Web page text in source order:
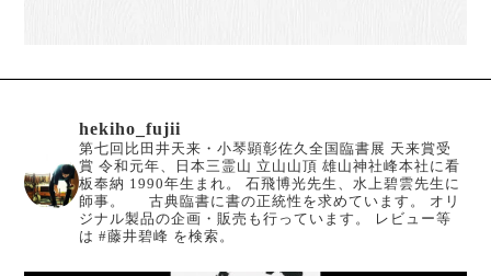
hekiho_fujii
第七回比田井天来・小琴顕彰佐久全国臨書展 天来賞受
賞 令和元年、日本三霊山 立山山頂 雄山神社峰本社に看
板奉納 1990年生まれ。
石飛博光先生、水上碧雲先生に
師事。
古典臨書に書の正統性を求めています。
オリ
ジナル製品の企画・販売も行っています。
レビュー等
は #藤井碧峰 を検索。